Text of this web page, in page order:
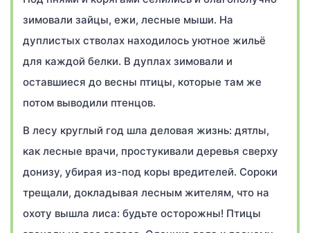
зимовали зайцы, ежи, лесные мыши. На
дуплистых стволах находилось уютное жильё
для каждой белки. В дуплах зимовали и
оставшиеся до весны птицы, которые там же
потом выводили птенцов.
В лесу круглый год шла деловая жизнь: дятлы,
как лесные врачи, простукивали деревья сверху
донизу, убирая из-под коры вредителей. Сороки
трещали, докладывая лесным жителям, что на
охоту вышла лиса: будьте осторожны! Птицы